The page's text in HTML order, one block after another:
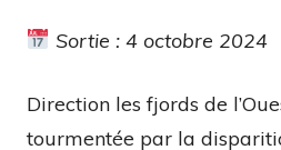
Sortie : 4 octobre 2024
Direction les fjords de
tourmentée par la